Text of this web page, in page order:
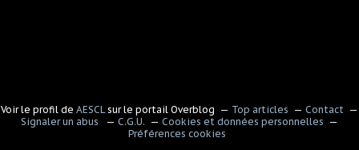
Voir le profil deAESCL sur le portail Overblog Top articles
Contact
Signaler un abus
C.G.U.
Cookies et données personnelles
Préférences cookies